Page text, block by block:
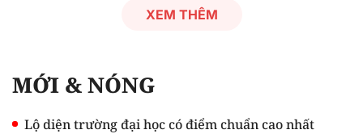
XEM THÊM
MỚI & NÓNG
Lộ diện trường đại học có điểm chuẩn cao nhất